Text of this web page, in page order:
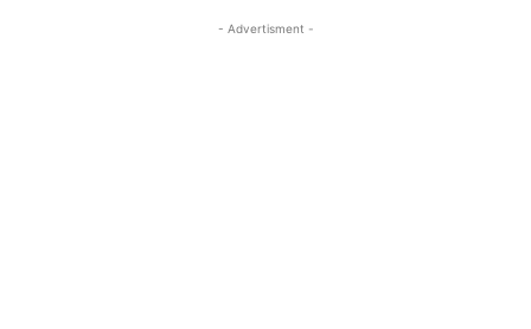
- Advertisment -